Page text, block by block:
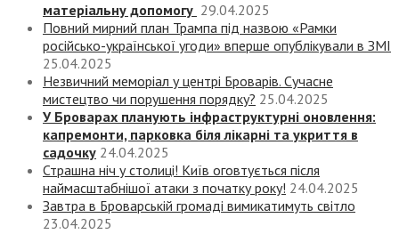
матеріальну допомогу 29.04.2025
Повний мирний план Трампа під назвою «‎Рамки
російсько-української угоди» вперше опублікували в ЗМІ
25.04.2025
Незвичний меморіал у центрі Броварів. Сучасне
мистецтво чи порушення порядку? 25.04.2025
У Броварах планують інфраструктурні оновлення:
капремонти, парковка біля лікарні та укриття в
садочку 24.04.2025
Страшна ніч у столиці! Київ оговтується після
наймасштабнішої атаки з початку року! 24.04.2025
Завтра в Броварській громаді вимикатимуть світло
23.04.2025